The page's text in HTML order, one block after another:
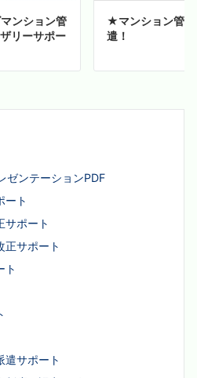
ンション管
リーサポー
★マンション管
遣！
ゼンテーションPDF
ート
ポート
サポート
ト
サポート